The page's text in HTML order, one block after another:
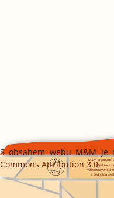
S obsahem webu M&M
Commons Attribution 3.0.